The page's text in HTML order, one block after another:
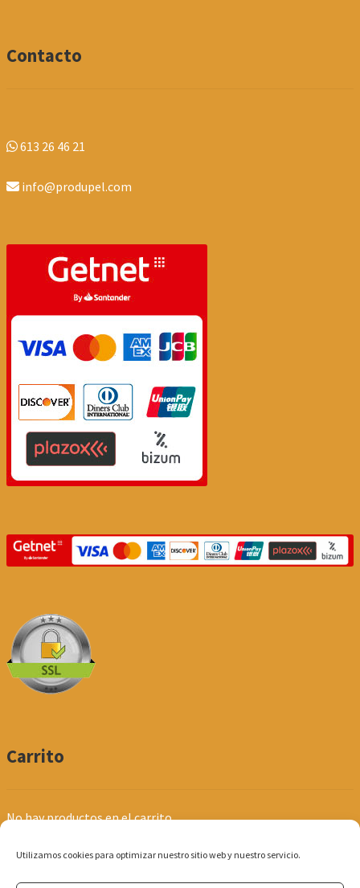
Utilizamos cookies para optimizar nuestro sitio web y nuestro servicio.
Contacto
613 26 46 21
info@produpel.com
Carrito
No hay productos en el carrito.